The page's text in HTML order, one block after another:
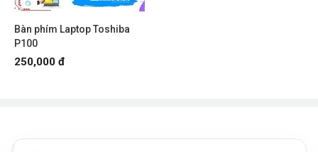
Bàn phím Laptop Toshiba
P100
250,000 đ